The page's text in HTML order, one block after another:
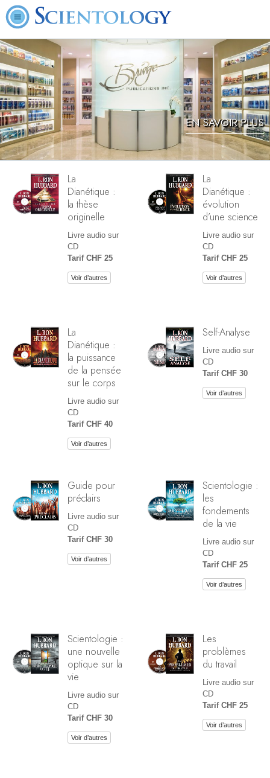
EN SAVOIR PLUS
La
Dianétique :
la thèse
originelle
Livre audio sur
CD
Tarif CHF 25
Voir d’autres
La
Dianétique :
évolution
d’une science
Livre audio sur
CD
Tarif CHF 25
Voir d’autres
La
Dianétique :
la puissance
de la pensée
sur le corps
Livre audio sur
CD
Tarif CHF 40
Voir d’autres
Self-Analyse
Livre audio sur
CD
Tarif CHF 30
Voir d’autres
Guide pour
préclairs
Livre audio sur
CD
Tarif CHF 30
Voir d’autres
Scientologie :
les
fondements
de la vie
Livre audio sur
CD
Tarif CHF 25
Voir d’autres
Scientologie :
une nouvelle
optique sur la
vie
Livre audio sur
CD
Tarif CHF 30
Voir d’autres
Les
problèmes
du travail
Livre audio sur
CD
Tarif CHF 25
Voir d’autres